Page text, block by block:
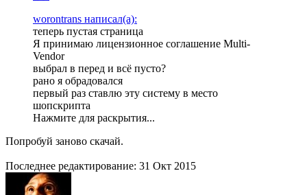
worontrans написал(а):
теперь пустая страница
Я принимаю лицензионное соглашение Multi-
Vendor
выбрал в перед и всё пусто?
рано я обрадовался
первый раз ставлю эту систему в место
шопскрипта
Нажмите для раскрытия...
Попробуй заново скачай.
Последнее редактирование: 31 Окт 2015